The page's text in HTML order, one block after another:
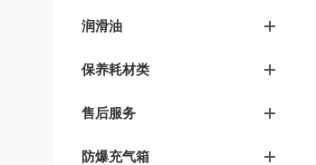
润滑油
保养耗材类
售后服务
防爆充气箱